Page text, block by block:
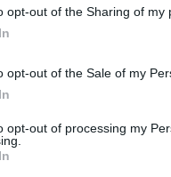
opt-out of the Sharing of my
opt-out of the Sale of my
opt-out of processing my
ötvözet
teszi a személyes
szükség a FEDE